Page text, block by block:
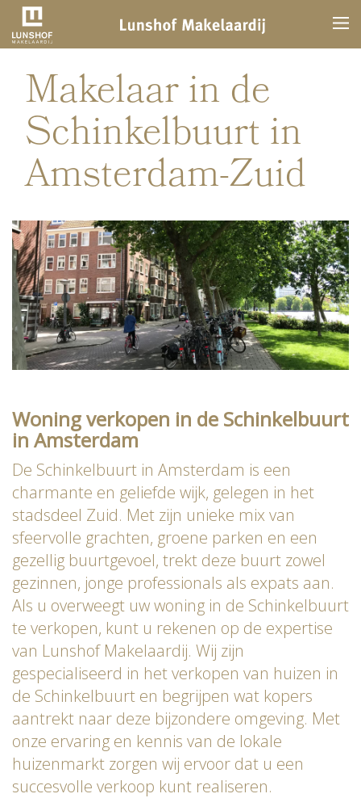
Makelaar in de
Schinkelbuurt in
Amsterdam-Zuid
Woning verkopen in de Schinkelbuurt
in Amsterdam
De Schinkelbuurt in Amsterdam is een
charmante en geliefde wijk, gelegen in het
stadsdeel Zuid. Met zijn unieke mix van
sfeervolle grachten, groene parken en een
gezellig buurtgevoel, trekt deze buurt zowel
gezinnen, jonge professionals als expats aan.
Als u overweegt uw woning in de Schinkelbuurt
te verkopen, kunt u rekenen op de expertise
van Lunshof Makelaardij. Wij zijn
gespecialiseerd in het verkopen van huizen in
de Schinkelbuurt en begrijpen wat kopers
aantrekt naar deze bijzondere omgeving. Met
onze ervaring en kennis van de lokale
huizenmarkt zorgen wij ervoor dat u een
succesvolle verkoop kunt realiseren.